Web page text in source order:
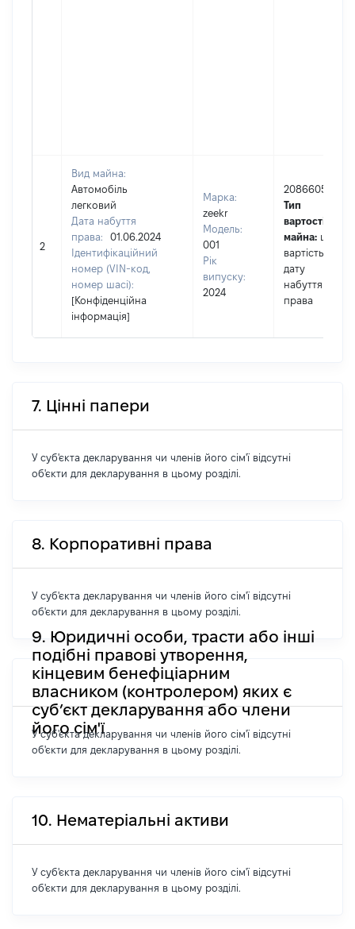
2
Вид майна:
Автомобіль
легковий
Дата набуття
права:
01.06.2024
Ідентифікаційний
номер (VIN-код,
номер шасі):
[Конфіденційна
інформація]
Марка:
zeekr
Модель:
001
Рік
випуску:
2024
2086605
Тип
вартості
майна: це
вартість на
дату
набуття
права
7. Цінні папери
У суб'єкта декларування чи членів його сім'ї відсутні
об'єкти для декларування в цьому розділі.
8. Корпоративні права
У суб'єкта декларування чи членів його сім'ї відсутні
об'єкти для декларування в цьому розділі.
9. Юридичні особи, трасти або інші
подібні правові утворення,
кінцевим бенефіціарним
власником (контролером) яких є
суб’єкт декларування або члени
його сім'ї
У суб'єкта декларування чи членів його сім'ї відсутні
об'єкти для декларування в цьому розділі.
10. Нематеріальні активи
У суб'єкта декларування чи членів його сім'ї відсутні
об'єкти для декларування в цьому розділі.